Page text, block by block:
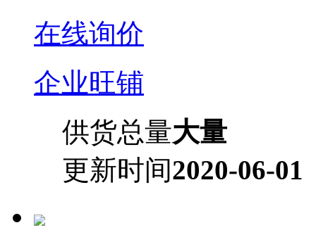
在线询价
企业旺铺
供货总量大量
更新时间2020-06-01